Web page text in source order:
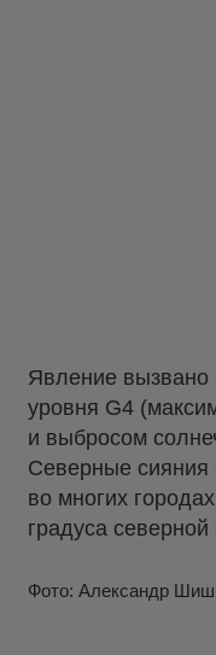
Явление
уровня G4
и выбросом
Северные
во многих
градуса
Фото: Александр